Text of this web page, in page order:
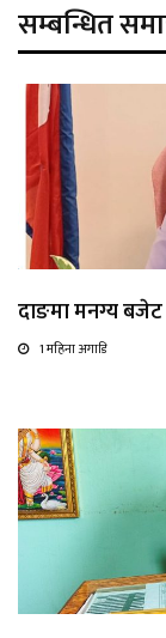
सम्बन्धित
दाङमा मनग्य बजेट
1 महिना अगाडि